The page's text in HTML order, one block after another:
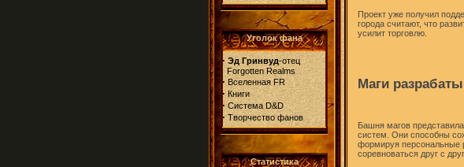
Уголок фана
· Эд Гринвуд-отец
Forgotten Realms
· Вселенная FR
· Книги
· Система D&D
· Творчество фанов
Статистика
Проект уже получил
города считают, что
усилит торговлю.
Маги
Башня магов
систем. Они способны
формируя персональные
соревноваться друг с